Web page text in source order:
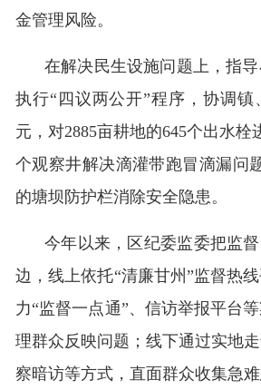
金管理风险。
在解决民生设施问题上，指
执行“四议两公开”程序，协调镇
元，对2885亩耕地的645个出水栓
个观察井解决滴灌带跑冒滴漏问
的塘坝防护栏消除安全隐患。
今年以来，区纪委监委把监
边，线上依托“清廉甘州”监督热
力“监督一点通”、信访举报平台
理群众反映问题；线下通过实地
察暗访等方式，直面群众收集急